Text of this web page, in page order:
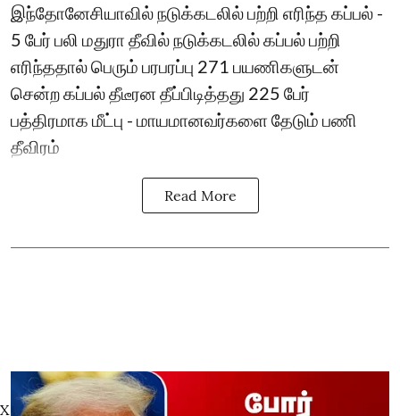
இந்தோனேசியாவில் நடுக்கடலில் பற்றி எரிந்த கப்பல் -
5 பேர் பலி மதுரா தீவில் நடுக்கடலில் கப்பல் பற்றி
எரிந்ததால் பெரும் பரபரப்பு 271 பயணிகளுடன்
சென்ற கப்பல் தீடீரன தீப்பிடித்தது 225 பேர்
பத்திரமாக மீட்பு - மாயமானவர்களை தேடும் பணி
தீவிரம்
Read More
X